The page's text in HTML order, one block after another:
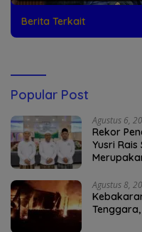
Berita Terkait
Popular Post
Agustus 6,
Rekor
Yusri Rais
Agustus 8,